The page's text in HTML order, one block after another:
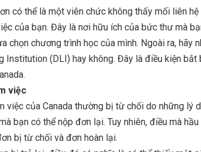
có thể là một viên chức không thấy mối liên
của bạn. Đây là nơi hữu ích của bức thư mà
chọn chương trình học của mình. Ngoài ra, hãy
Institution (DLI) hay không. Đây là điều kiện
việc
việc của Canada thường bị từ chối do những
bạn có thể nộp đơn lại. Tuy nhiên, điều mà
bị từ chối và đơn hoàn lại.